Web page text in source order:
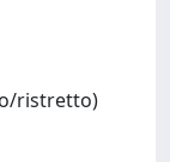
ristretto)